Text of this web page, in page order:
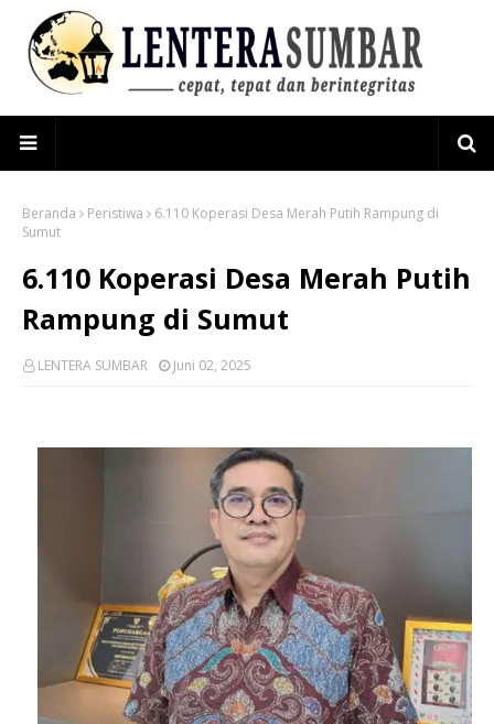
Beranda Peristiwa
6.110 Koperasi Desa Merah Putih Rampung di
Sumut
6.110 Koperasi Desa Merah Putih
Rampung di Sumut
LENTERA SUMBAR Juni 02, 2025